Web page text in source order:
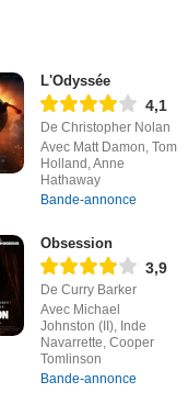
L'Odyssée
4,1
De Christopher Nolan
Avec Matt Damon, Tom
Holland, Anne
Hathaway
Bande-annonce
Obsession
3,9
De Curry Barker
Avec Michael
Johnston (II), Inde
Navarrette, Cooper
Tomlinson
Bande-annonce